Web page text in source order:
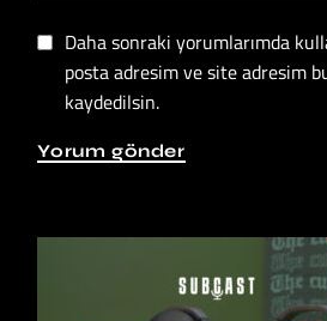
Daha sonraki yorumlarımda
posta adresim ve site adresim
kaydedilsin.
Yorum gönder